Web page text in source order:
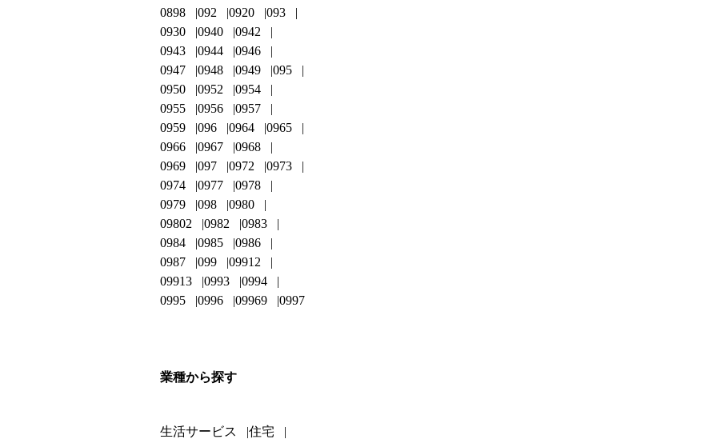
0898
092 0920
093
0930
0940
0942
0943
0944
0946
0947
0948 0949
095
0950
0952
0954
0955
0956
0957
0959
096 0964
0965
0966
0967
0968
0969
097 0972
0973
0974
0977
0978
0979
098
0980
09802
0982
0983
0984
0985
0986
0987
099
09912
09913
0993
0994
0995
0996 09969 0997
業種から探す
生活サービス 住宅